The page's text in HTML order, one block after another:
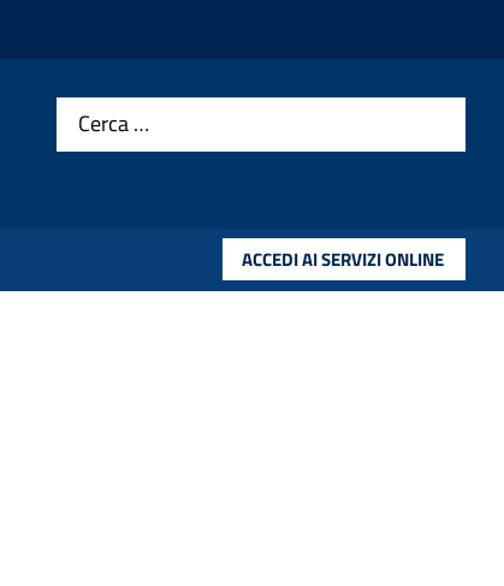
Cerca …
ACCEDI AI SERVIZI ONLINE